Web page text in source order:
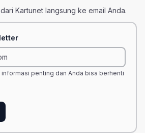
Kartunet langsung ke email Anda.
penting dan Anda bisa berhenti